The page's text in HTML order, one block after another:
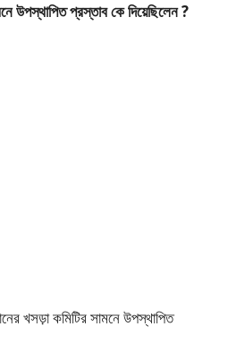
উপস্থাপিত প্রস্তাব কে দিয়েছিলেন ?
খসড়া কমিটির সামনে উপস্থাপিত